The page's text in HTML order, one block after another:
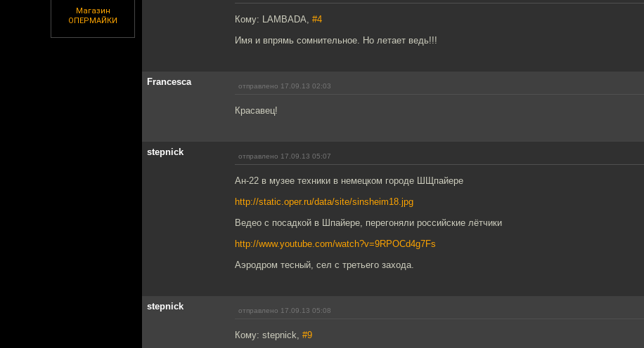
Магазин
ОПЕРМАЙКИ
Кому: LAMBADA, #4
Имя и впрямь сомнительное. Но летает ведь!!!
Francesca отправлено 17.09.13 02:03
Красавец!
stepnick отправлено 17.09.13 05:07
Ан-22 в музее техники в немецком городе ШЩпайере
http://static.oper.ru/data/site/sinsheim18.jpg
Ведео с посадкой в Шпайере, перегоняли российские лётчики
http://www.youtube.com/watch?v=9RPOCd4g7Fs
Аэродром тесный, сел с третьего захода.
stepnick отправлено 17.09.13 05:08
Кому: stepnick, #9